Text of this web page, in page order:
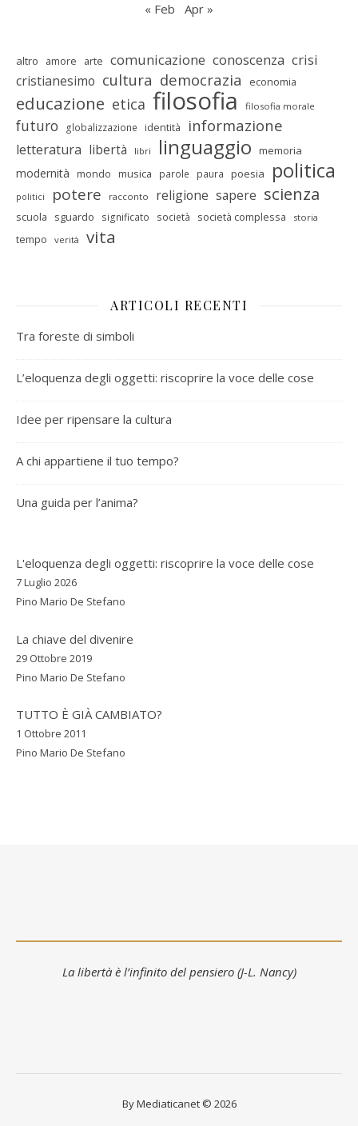
« Feb Apr »
altro amore arte comunicazione conoscenza crisi
cristianesimo cultura democrazia economia
educazione etica filosofia filosofia morale
futuro globalizzazione identità informazione
letteratura libertà libri linguaggio memoria
modernità mondo musica parole paura poesia politica
politici potere racconto religione sapere scienza
scuola sguardo significato società società complessa storia
tempo verità vita
ARTICOLI RECENTI
Tra foreste di simboli
L’eloquenza degli oggetti: riscoprire la voce delle cose
Idee per ripensare la cultura
A chi appartiene il tuo tempo?
Una guida per l’anima?
L'eloquenza degli oggetti: riscoprire la voce delle cose
7 Luglio 2026
Pino Mario De Stefano
La chiave del divenire
29 Ottobre 2019
Pino Mario De Stefano
TUTTO È GIÀ CAMBIATO?
1 Ottobre 2011
Pino Mario De Stefano
La libertà è l’infinito del pensiero (J-L. Nancy)
By Mediaticanet © 2026